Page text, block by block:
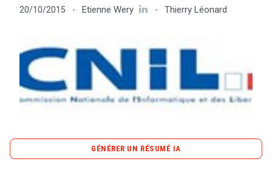
Tout sur le droit de l'innovation
Rechercher
20/10/2015 - Etienne Wery - Thierry Léonard
GÉNÉRER UN RÉSUMÉ IA